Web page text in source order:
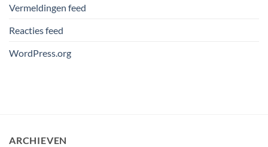
Vermeldingen feed
Reacties feed
WordPress.org
ARCHIEVEN